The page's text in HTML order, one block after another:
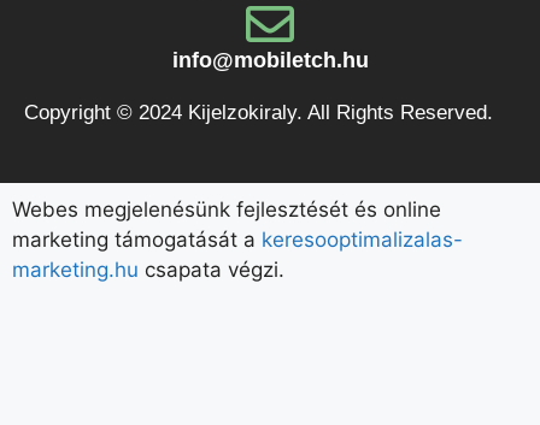
info@mobiletch.hu
Copyright © 2024 Kijelzokiraly. All Rights Reserved.
Webes megjelenésünk fejlesztését és online
marketing támogatását a keresooptimalizalas-
marketing.hu csapata végzi.